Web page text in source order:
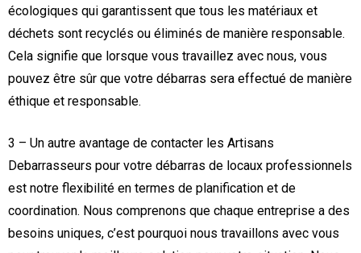
écologiques qui garantissent que tous les matériaux et
déchets sont recyclés ou éliminés de manière responsable.
Cela signifie que lorsque vous travaillez avec nous, vous
pouvez être sûr que votre débarras sera effectué de manière
éthique et responsable.
3 – Un autre avantage de contacter les Artisans
Debarrasseurs pour votre débarras de locaux professionnels
est notre flexibilité en termes de planification et de
coordination. Nous comprenons que chaque entreprise a des
besoins uniques, c’est pourquoi nous travaillons avec vous